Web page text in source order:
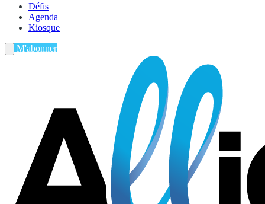
Défis
Agenda
Kiosque
M'abonner